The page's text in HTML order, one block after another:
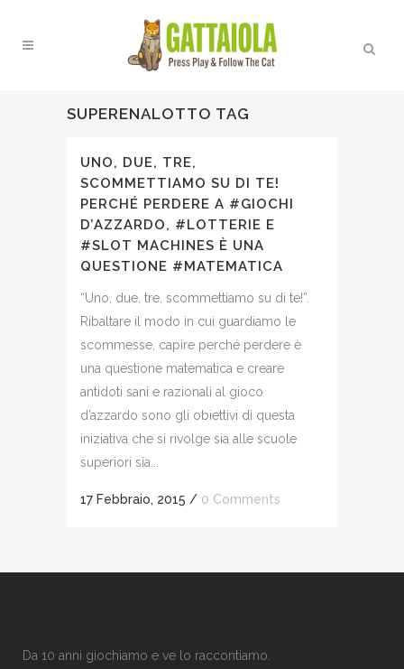
SUPERENALOTTO TAG
UNO, DUE, TRE,
SCOMMETTIAMO SU DI TE!
PERCHÉ PERDERE A #GIOCHI
D’AZZARDO, #LOTTERIE E
#SLOT MACHINES È UNA
QUESTIONE #MATEMATICA
“Uno, due, tre, scommettiamo su di te!”.
Ribaltare il modo in cui guardiamo le
scommesse, capire perché perdere è
una questione matematica e creare
antidoti sani e razionali al gioco
d’azzardo sono gli obiettivi di questa
iniziativa che si rivolge sia alle scuole
superiori sia...
17 Febbraio, 2015 / 0 Comments
Da 10 anni giochiamo e ve lo raccontiamo.